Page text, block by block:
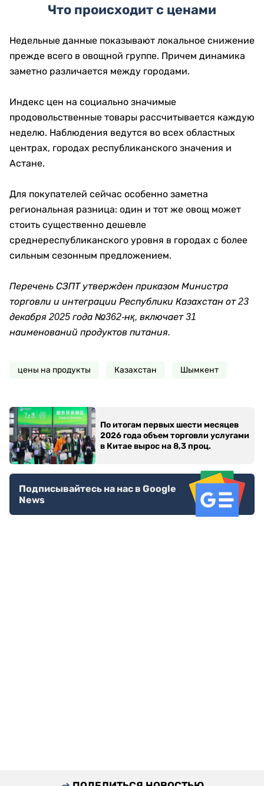
Что происходит с ценами
Недельные данные показывают локальное снижение
прежде всего в овощной группе. Причем динамика
заметно различается между городами.
Индекс цен на социально значимые
продовольственные товары рассчитывается каждую
неделю. Наблюдения ведутся во всех областных
центрах, городах республиканского значения и
Астане.
Для покупателей сейчас особенно заметна
региональная разница: один и тот же овощ может
стоить существенно дешевле
среднереспубликанского уровня в городах с более
сильным сезонным предложением.
Перечень СЗПТ утвержден приказом Министра
торговли и интеграции Республики Казахстан от 23
декабря 2025 года №362-нқ, включает 31
наименований продуктов питания.
цены на продукты Казахстан Шымкент
По итогам первых шести месяцев
2026 года объем торговли услугами
в Китае вырос на 8,3 проц.
Подписывайтесь на нас в Google
News